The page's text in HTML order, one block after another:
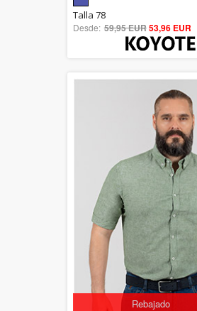
out of 5
Talla 78
Desde: 59,95 EUR53,96 EUR
Rebajado